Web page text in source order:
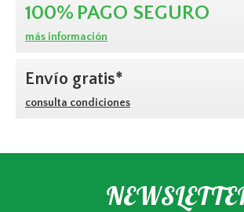
100% PAGO SEGURO
más información
Envío gratis*
consulta condiciones